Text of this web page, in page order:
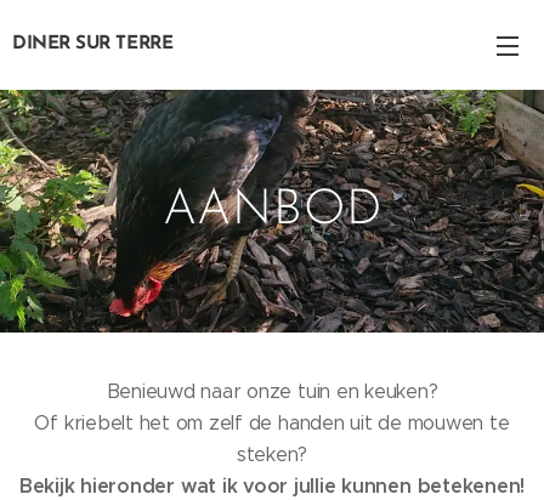
DINER SUR TERRE
AANBOD
Benieuwd naar onze tuin en keuken?
Of kriebelt het om zelf de handen uit de mouwen te
steken?
Bekijk hieronder wat ik voor jullie kunnen betekenen!